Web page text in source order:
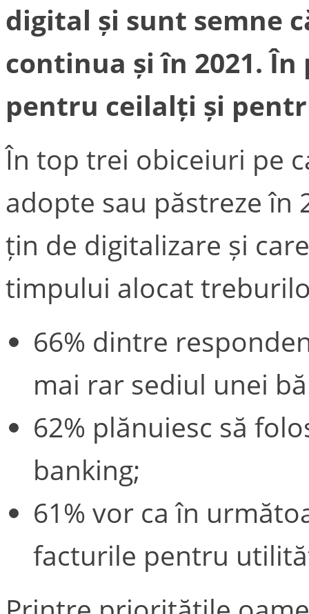
digital și sunt semne
continua și în 2021.
pentru ceilalți și
În top trei obiceiuri pe
adopte sau păstreze în
țin de digitalizare și
timpului alocat
66% dintre
mai rar sediul unei
62% plănuiesc să
banking;
61% vor ca în
facturile pentru